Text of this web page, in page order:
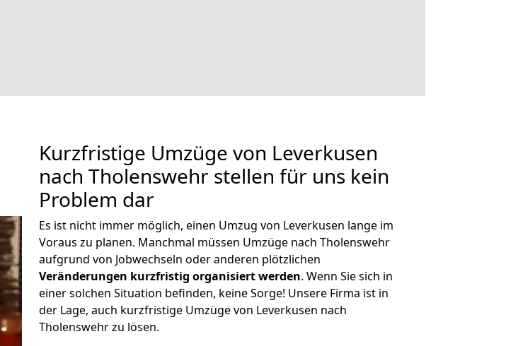
Kurzfristige Umzüge von Leverkusen
nach Tholenswehr stellen für uns kein
Problem dar
Es ist nicht immer möglich, einen Umzug von Leverkusen lange im
Voraus zu planen. Manchmal müssen Umzüge nach Tholenswehr
aufgrund von Jobwechseln oder anderen plötzlichen
Veränderungen kurzfristig organisiert werden. Wenn Sie sich in
einer solchen Situation befinden, keine Sorge! Unsere Firma ist in
der Lage, auch kurzfristige Umzüge von Leverkusen nach
Tholenswehr zu lösen.